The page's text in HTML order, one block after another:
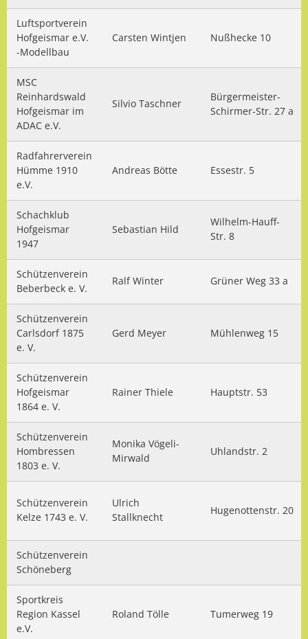
Luftsportverein
Hofgeismar e.V.
-Modellbau
Carsten Wintjen Nußhecke 10
MSC
Reinhardswald
Hofgeismar im
ADAC e.V.
Silvio Taschner
Bürgermeister-
Schirmer-Str. 27 a
Radfahrerverein
Hümme 1910
e.V.
Andreas Bötte Essestr. 5
Schachklub
Hofgeismar
1947
Sebastian Hild
Wilhelm-Hauff-
Str. 8
Schützenverein
Beberbeck e. V.
Ralf Winter Grüner Weg 33 a
Schützenverein
Carlsdorf 1875
e. V.
Gerd Meyer Mühlenweg 15
Schützenverein
Hofgeismar
1864 e. V.
Rainer Thiele Hauptstr. 53
Schützenverein
Hombressen
1803 e. V.
Monika Vögeli-
Mirwald
Uhlandstr. 2
Schützenverein
Kelze 1743 e. V.
Ulrich
Stallknecht
Hugenottenstr. 20
Schützenverein
Schöneberg
Sportkreis
Region Kassel
e.V.
Roland Tölle Tumerweg 19